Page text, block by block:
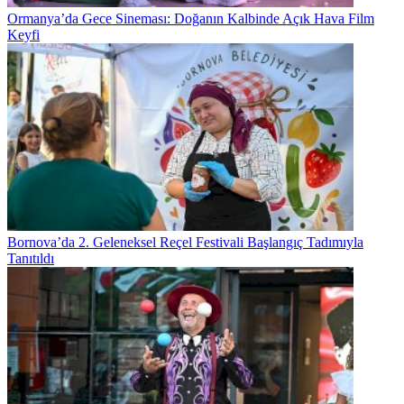
Ormanya’da Gece Sineması: Doğanın Kalbinde Açık Hava Film
Keyfi
Bornova’da 2. Geleneksel Reçel Festivali Başlangıç Tadımıyla
Tanıtıldı